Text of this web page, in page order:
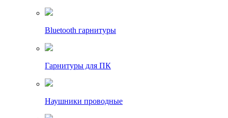
Bluetooth гарнитуры
Гарнитуры для ПК
Наушники проводные